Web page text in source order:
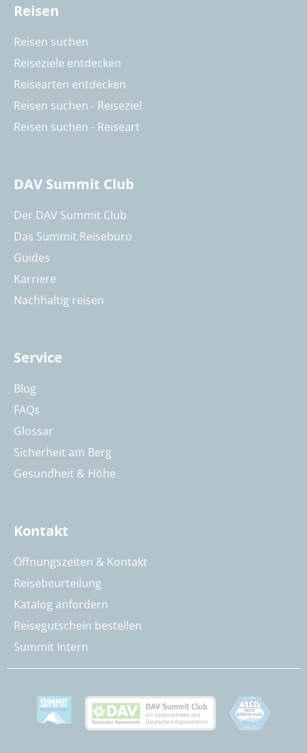
Reisen
Reisen suchen
Reiseziele entdecken
Reisearten entdecken
Reisen suchen - Reiseziel
Reisen suchen - Reiseart
DAV Summit Club
Der DAV Summit Club
Das Summit Reisebüro
Guides
Karriere
Nachhaltig reisen
Service
Blog
FAQs
Glossar
Sicherheit am Berg
Gesundheit & Höhe
Kontakt
Öffnungszeiten & Kontakt
Reisebeurteilung
Katalog anfordern
Reisegutschein bestellen
Summit Intern